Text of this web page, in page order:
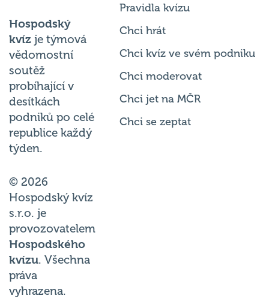
Hospodský
kvíz je týmová
vědomostní
soutěž
probíhající v
desítkách
podniků po celé
republice každý
týden.
© 2026
Hospodský kvíz
s.r.o. je
provozovatelem
Hospodského
kvízu. Všechna
práva
vyhrazena.
Pravidla kvízu
Chci hrát
Chci kvíz ve svém podniku
Chci moderovat
Chci jet na MČR
Chci se zeptat